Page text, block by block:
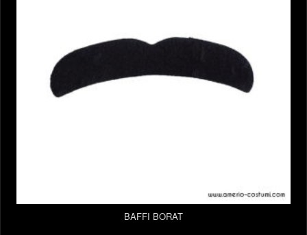
BAFFI BORAT